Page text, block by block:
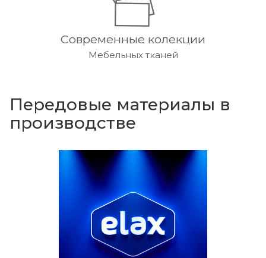
Современные колекции
Мебельных тканей
Передовые материалы в
производстве